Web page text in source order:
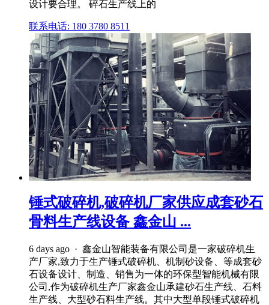
设计要合理。 碎石生产线上的
联系电话: 180 3780 8511
锤式破碎机,破碎机厂家供应成套砂石
骨料生产线设备 鑫金山 ...
6 days ago · 鑫金山智能装备有限公司是一家破碎机生
产厂家,致力于生产锤式破碎机、机制砂设备、等成套砂
石设备设计、制造、销售为一体的环保型智能机械有限
公司,作为破碎机生产厂家鑫金山承建砂石生产线、石料
生产线、大型砂石料生产线。其中大型单段锤式破碎机